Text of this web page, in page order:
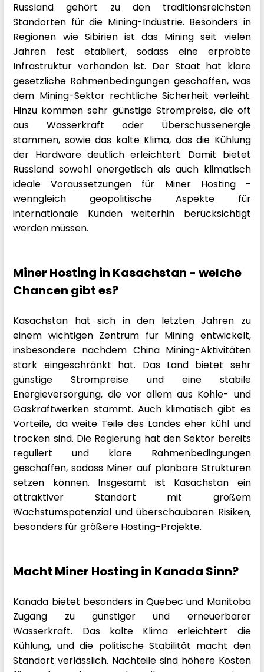
Russland gehört zu den traditionsreichsten
Standorten für die Mining-Industrie. Besonders in
Regionen wie Sibirien ist das Mining seit vielen
Jahren fest etabliert, sodass eine erprobte
Infrastruktur vorhanden ist. Der Staat hat klare
gesetzliche Rahmenbedingungen geschaffen, was
dem Mining-Sektor rechtliche Sicherheit verleiht.
Hinzu kommen sehr günstige Strompreise, die oft
aus Wasserkraft oder Überschussenergie
stammen, sowie das kalte Klima, das die Kühlung
der Hardware deutlich erleichtert. Damit bietet
Russland sowohl energetisch als auch klimatisch
ideale Voraussetzungen für Miner Hosting -
wenngleich geopolitische Aspekte für
internationale Kunden weiterhin berücksichtigt
werden müssen.
Miner Hosting in Kasachstan - welche
Chancen gibt es?
Kasachstan hat sich in den letzten Jahren zu
einem wichtigen Zentrum für Mining entwickelt,
insbesondere nachdem China Mining-Aktivitäten
stark eingeschränkt hat. Das Land bietet sehr
günstige Strompreise und eine stabile
Energieversorgung, die vor allem aus Kohle- und
Gaskraftwerken stammt. Auch klimatisch gibt es
Vorteile, da weite Teile des Landes eher kühl und
trocken sind. Die Regierung hat den Sektor bereits
reguliert und klare Rahmenbedingungen
geschaffen, sodass Miner auf planbare Strukturen
setzen können. Insgesamt ist Kasachstan ein
attraktiver Standort mit großem
Wachstumspotenzial und überschaubaren Risiken,
besonders für größere Hosting-Projekte.
Macht Miner Hosting in Kanada Sinn?
Kanada bietet besonders in Quebec und Manitoba
Zugang zu günstiger und erneuerbarer
Wasserkraft. Das kalte Klima erleichtert die
Kühlung, und die politische Stabilität macht den
Standort verlässlich. Nachteile sind höhere Kosten